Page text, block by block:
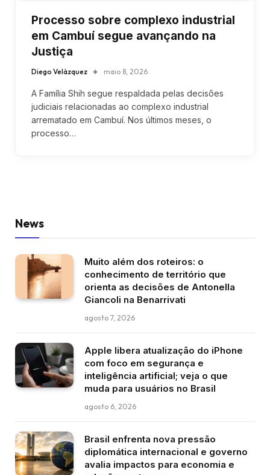
Processo sobre complexo industrial
em Cambuí segue avançando na
Justiça
Diego Velázquez maio 8, 2026
A Família Shih segue respaldada pelas decisões
judiciais relacionadas ao complexo industrial
arrematado em Cambuí. Nos últimos meses, o
processo…
News
Muito além dos roteiros: o
conhecimento de território que
orienta as decisões de Antonella
Giancoli na Benarrivati
agosto 7, 2026
Apple libera atualização do iPhone
com foco em segurança e
inteligência artificial; veja o que
muda para usuários no Brasil
agosto 6, 2026
Brasil enfrenta nova pressão
diplomática internacional e governo
avalia impactos para economia e